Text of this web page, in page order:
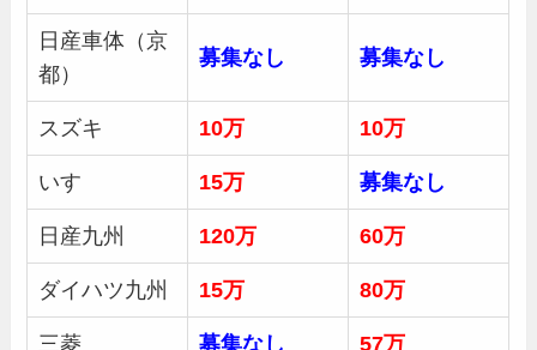
日産車体（京
都）
募集なし 募集なし
スズキ 10万 10万
いすゞ 15万 募集なし
日産九州 120万 60万
ダイハツ九州 15万 80万
三菱 募集なし 57万